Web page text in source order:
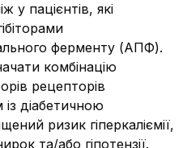
у пацієнтів, які
ферменту (АПФ).
комбінацію
рецепторів
із діабетичною
ризик гіперкаліємії,
та/або гіпотензії.